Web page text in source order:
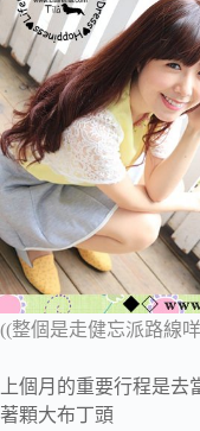
((整個是走健忘派路線
上個月的重要行程是
著顆大布丁頭